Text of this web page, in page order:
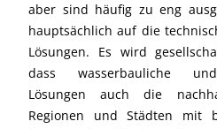
aber sind häufig zu eng
hauptsächlich auf die
Lösungen. Es wird
dass wasserbauliche
Lösungen auch die
Regionen und Städten mit